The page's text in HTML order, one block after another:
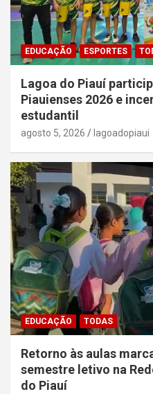
EDUCAÇÃO ESPORTES
Lagoa do Piauí
Piauienses 2026 e
estudantil
agosto 5, 2026 lagoadopiaui
EDUCAÇÃO TODAS
Retorno às aulas
semestre letivo na
do Piauí